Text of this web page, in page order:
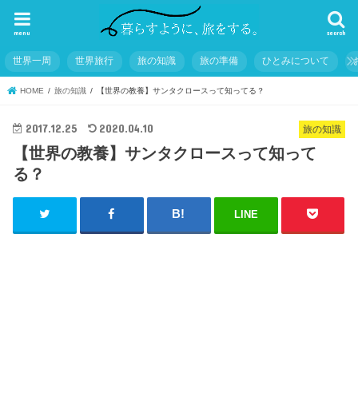
search
menu
世界一周 世界旅行 旅の知識 旅の準備 ひとみについて
HOME 旅の知識 【世界の教養】サンタクロースって知ってる？
旅の知識
2017.12.25 2020.04.10
【世界の教養】サンタクロースって知って
る？
LINE